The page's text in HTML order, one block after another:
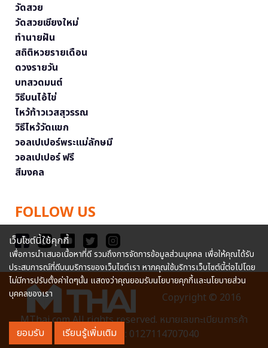
วัดสวย
วัดสวยเชียงใหม่
ทำนายฝัน
สถิติหวยรายเดือน
ดวงรายวัน
บทสวดมนต์
วิธีบนไอ้ไข่
ไหว้ท้าวเวสสุวรรณ
วิธีไหว้วัดแขก
วอลเปเปอร์พระแม่ลักษมี
วอลเปเปอร์ ฟรี
สีมงคล
FOLLOW US
Copyright © 2016
MThai.com All rights reserved. หมายเลขทะเบียนการค้า
อิเล็กทรอนิกส์ : 0127114707040
เว็บไซต์นี้ใช้คุกกี้
เพื่อการนำเสนอเนื้อหาที่ดี รวมถึงการจัดการข้อมูลส่วนบุคคล เพื่อให้คุณได้รับ
ประสบการณ์ที่ดีบนบริการของเว็บไซต์เรา หากคุณใช้บริการเว็บไซต์นี้ต่อไปโดย
ไม่มีการปรับตั้งค่าใดๆนั้น แสดงว่าคุณยอมรับนโยบายคุกกี้และนโยบายส่วน
บุคคลของเรา
ยอมรับ เรียนรู้เพิ่มเติม